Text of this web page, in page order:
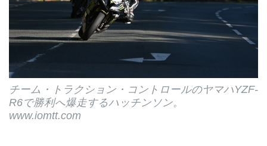
チーム・トラクション・コントロールのヤマハYZF-
R6で勝利へ爆走するハッチンソン。
www.iomtt.com